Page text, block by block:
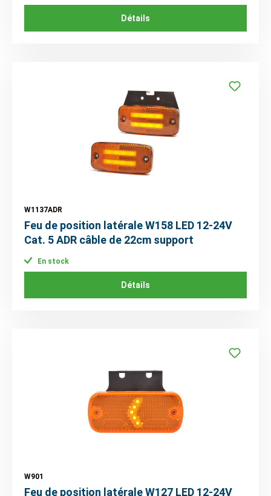
Détails
W1137ADR
Feu de position latérale W158 LED 12-24V
Cat. 5 ADR câble de 22cm support
En stock
Détails
W901
Feu de position latérale W127 LED 12-24V